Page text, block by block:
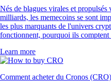
Nés de blagues virales et propulsés
milliards, les memecoins se sont
les plus marquants de l'univers
fonctionnent, pourquoi ils comptent
Learn more
Comment acheter du Cronos